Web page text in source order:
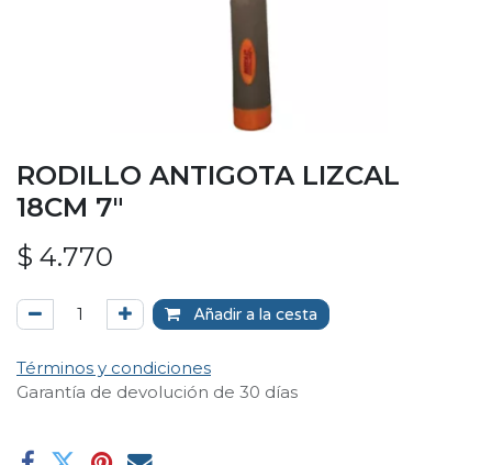
RODILLO ANTIGOTA LIZCAL
18CM 7"
$ 4.770
Añadir a la cesta
Términos y condiciones
Garantía de devolución de 30 días